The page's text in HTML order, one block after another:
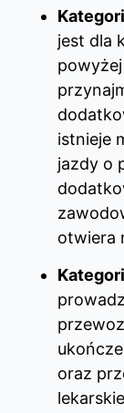
jest dla
istnieje
jazdy o
otwiera
oraz